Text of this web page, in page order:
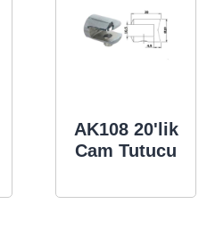
AK108 20'lik
Cam Tutucu